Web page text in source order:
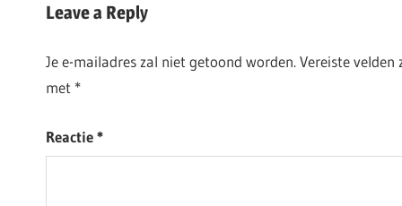
Leave a Reply
Je e-mailadres zal niet getoond worden.Vereiste velden
met *
Reactie*